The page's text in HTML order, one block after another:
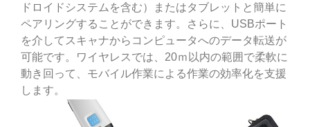
ドロイドシステムを含む）またはタブレットと簡単に
ペアリングすることができます。さらに、USBポート
を介してスキャナからコンピュータへのデータ転送が
可能です。ワイヤレスでは、20ｍ以内の範囲で柔軟に
動き回って、モバイル作業による作業の効率化を支援
します。